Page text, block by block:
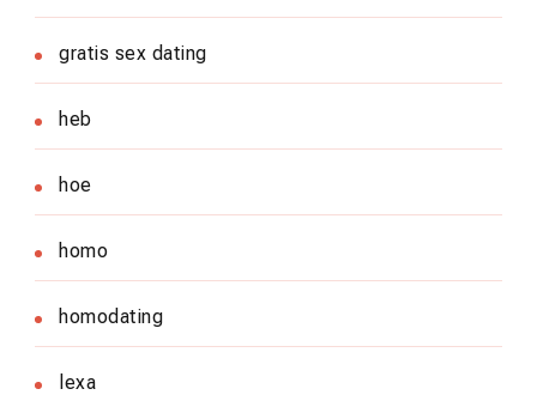
gratis sex dating
heb
hoe
homo
homodating
lexa